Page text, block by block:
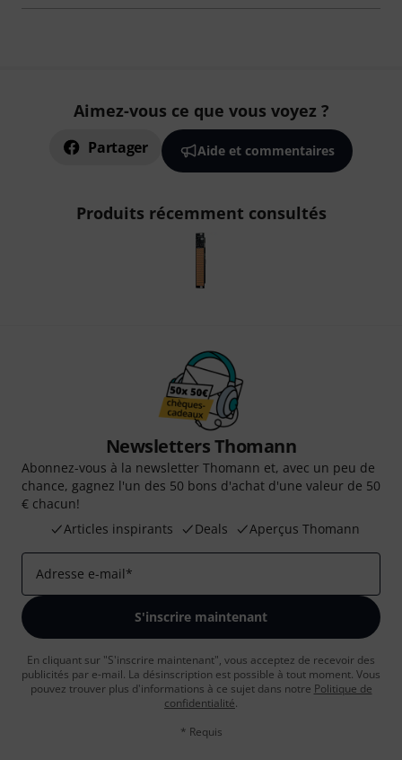
Aimez-vous ce que vous voyez ?
Partager Aide et commentaires
Produits récemment consultés
Newsletters Thomann
Abonnez-vous à la newsletter Thomann et, avec un peu de
chance, gagnez l'un des 50 bons d'achat d'une valeur de 50
€ chacun!
Articles inspirants
Deals Aperçus Thomann
Adresse e-mail*
S'inscrire maintenant
En cliquant sur "S'inscrire maintenant", vous acceptez de recevoir des
publicités par e-mail. La désinscription est possible à tout moment. Vous
pouvez trouver plus d'informations à ce sujet dans notre Politique de
confidentialité.
* Requis